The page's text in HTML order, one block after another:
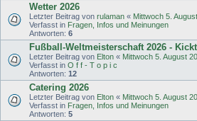
Wetter 2026
Letzter Beitrag von rulaman « Mittwoch 5.
Verfasst in Fragen, Infos und Meinungen
Antworten: 6
Fußball-Weltmeisterschaft 2026 -
Letzter Beitrag von Elton « Mittwoch 5. August
Verfasst in O f f - T o p i c
Antworten: 12
Catering 2026
Letzter Beitrag von Elton « Mittwoch 5. August
Verfasst in Fragen, Infos und Meinungen
Antworten: 5